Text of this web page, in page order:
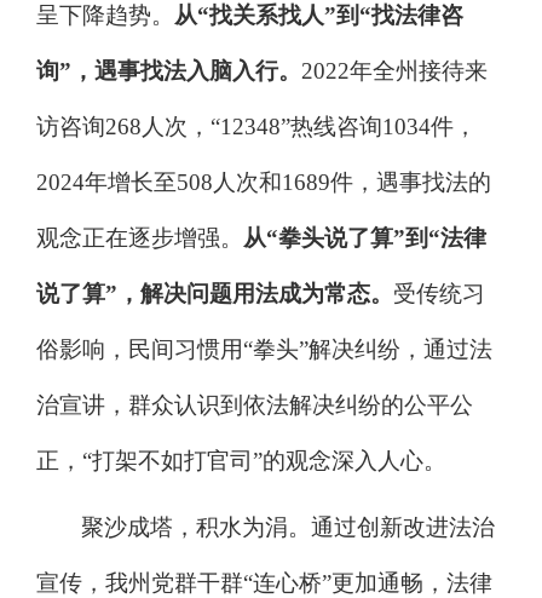
呈下降趋势。 从“找关系找人”到 “找法律咨
询” ，遇事找法入脑入行。 2022年全州接待来
访咨询268 人次， “12348”热线咨询1034件，
2024年增长至508 人次和1689件，遇事找法的
观念正在逐步增强。 从“拳头说了算”到 “法律
说了算” ，解决问题用法成为常态。 受传统习
俗影响，民间习惯用“拳头”解决纠纷，通过法
治宣讲，群众认识到依法解决纠纷的公平公
正， “打架不如打官司”的观念深入人心。
聚沙成塔，积水为涓。通过创新改进法治
宣传，我州党群干群“连心桥”更加通畅，法律